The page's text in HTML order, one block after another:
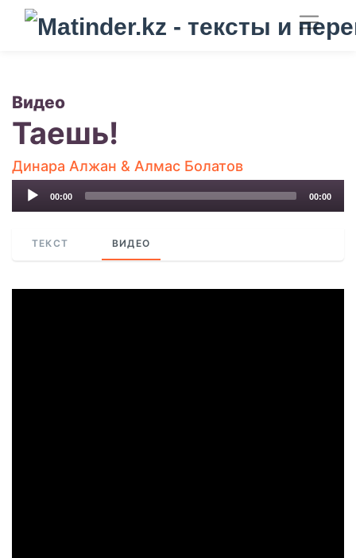
Видео
Таешь!
Динара Алжан & Алмас Болатов
Audio
00:00 00:00
ТЕКСТ ВИДЕО